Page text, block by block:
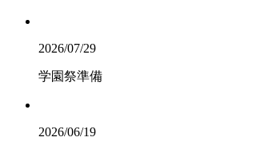
2026/07/29
学園祭準備
2026/06/19